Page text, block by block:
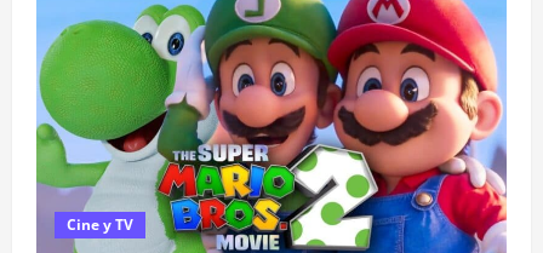
a
d
a
Cine y TV